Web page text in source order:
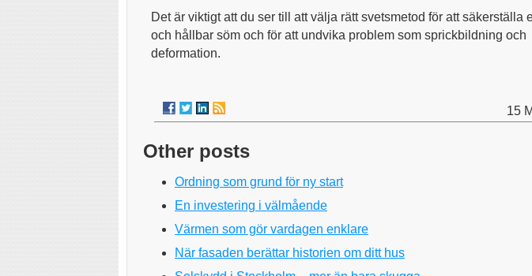
Det är viktigt att du ser till att välja rätt svetsmetod för att säkerställa
och hållbar söm och för att undvika problem som sprickbildning och
deformation.
15
Other posts
Ordning som grund för ny start
En investering i välmående
Värmen som gör vardagen enklare
När fasaden berättar historien om ditt hus